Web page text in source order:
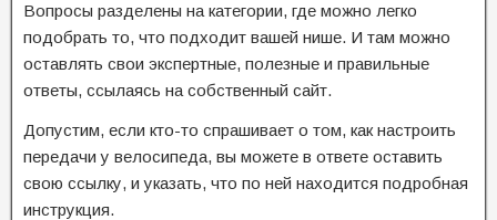
Вопросы разделены на категории, где можно легко
подобрать то, что подходит вашей нише. И там можно
оставлять свои экспертные, полезные и правильные
ответы, ссылаясь на собственный сайт.
Допустим, если кто-то спрашивает о том, как настроить
передачи у велосипеда, вы можете в ответе оставить
свою ссылку, и указать, что по ней находится подробная
инструкция.